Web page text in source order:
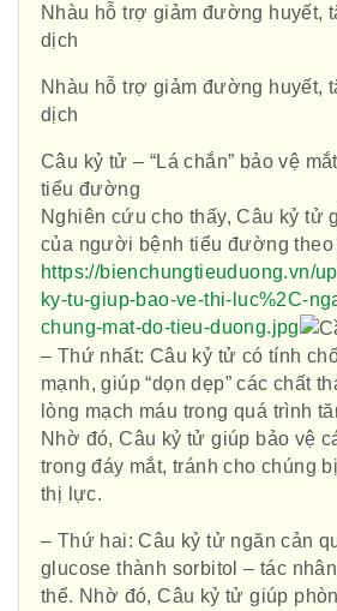
Nhàu hỗ trợ giảm đường huyết,
dịch
Nhàu hỗ trợ giảm đường huyết,
dịch
Câu kỷ tử – “Lá chắn” bảo vệ
tiểu đường
Nghiên cứu cho thấy, Câu kỷ tử
của người bệnh tiểu đường theo
https://bienchungtieuduong.vn/
ky-tu-giup-bao-ve-thi-luc%2C-
chung-mat-do-tieu-duong.jpg
– Thứ nhất: Câu kỷ tử có tính
mạnh, giúp “dọn dẹp” các chất
lòng mạch máu trong quá trình
Nhờ đó, Câu kỷ tử giúp bảo vệ
trong đáy mắt, tránh cho chúng
thị lực.
– Thứ hai: Câu kỷ tử ngăn cản
glucose thành sorbitol – tác
thể. Nhờ đó, Câu kỷ tử giúp